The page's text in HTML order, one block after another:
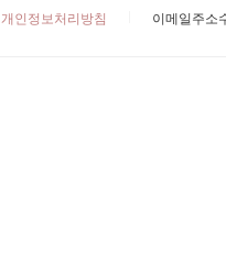
개인정보처리방침 이메일주소